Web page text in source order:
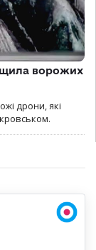
ворожих
дрони, які